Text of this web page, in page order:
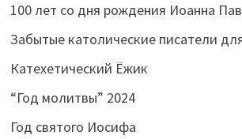
100 лет со дня рождения Иоанна
Забытые католические писатели
Катехетический Ёжик
“Год молитвы” 2024
Год святого Иосифа